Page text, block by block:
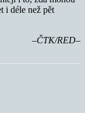
i déle než pět
–ČTK/RED–